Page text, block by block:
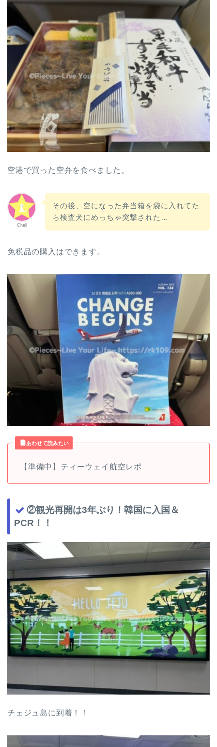
空港で買った空弁を食べました。
Chell
その後、空になった弁当箱を袋に入れてた
ら検査犬にめっちゃ突撃された…
免税品の購入はできます。
あわせて読みたい
【準備中】ティーウェイ航空レポ
②観光再開は3年ぶり！韓国に入国＆
PCR！！
チェジュ島に到着！！